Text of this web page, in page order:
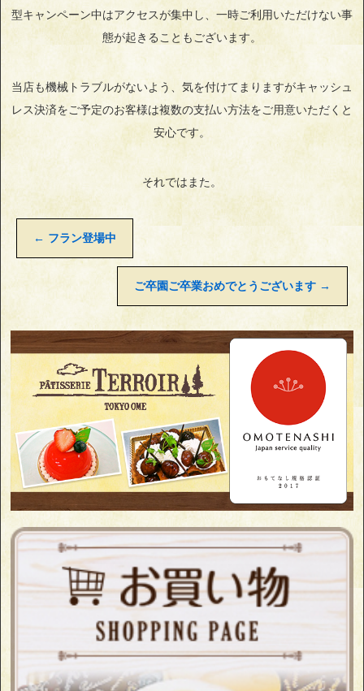
型キャンペーン中はアクセスが集中し、一時ご利用いただけない事
態が起きることもございます。
当店も機械トラブルがないよう、気を付けてまりますがキャッシュ
レス決済をご予定のお客様は複数の支払い方法をご用意いただくと
安心です。
それではまた。
← フラン登場中
ご卒園ご卒業おめでとうございます →